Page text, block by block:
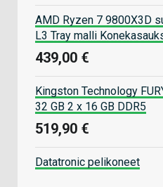
AMD Ryzen 7 9800X3D
L3 Tray malli
439,00 €
Kingston Technology
32 GB 2 x 16 GB DDR5
519,90 €
Datatronic pelikoneet